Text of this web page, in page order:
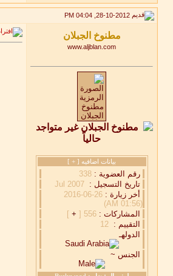
www.aljblan.com
بيانات اضافيه [ +
]
رقم العضوية : 338
تاريخ التسجيل :Jul 2007
أخر زيارة :
26-06-2016
(01:56 AM)
المشاركات : 556 [
+
]
التقييم :12
الدولهـ
الجنس ~